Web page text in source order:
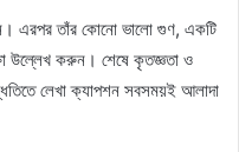
এরপর তাঁর কোনো ভালো গুণ, একটি
উল্লেখ করুন। শেষে কৃতজ্ঞতা ও
লেখা ক্যাপশন সবসময়ই আলাদা